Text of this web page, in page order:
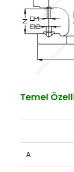
Temel
A